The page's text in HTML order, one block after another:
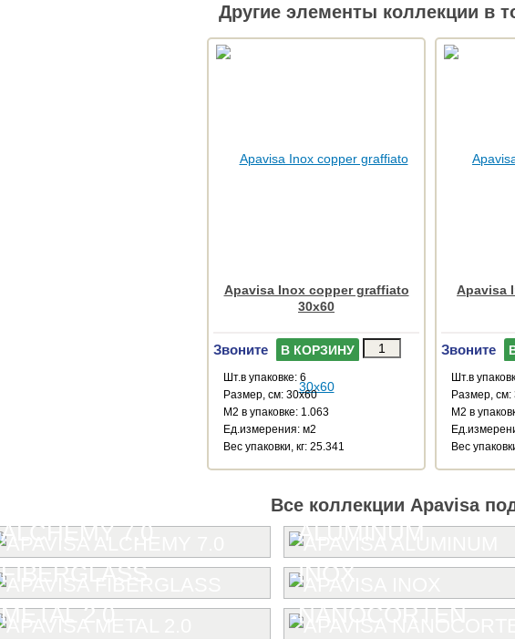
Другие элементы коллекции в
Apavisa Inox copper graffiato
30x60
Звоните В КОРЗИНУ
Шт.в упаковке: 6
Размер, см: 30x60
М2 в упаковке: 1.063
Ед.измерения: м2
Веc упаковки, кг: 25.341
Apavisa
Звоните
Шт.в
Размер, см:
М2 в
Веc
Все коллекции Apavisa
ALCHEMY 7.0 ALUMINUM
FIBERGLASS
INOX
METAL 2.0
NANOCORTEN